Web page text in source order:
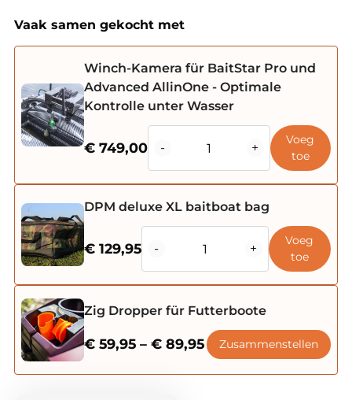
Vaak samen gekocht met
Winch-Kamera für BaitStar Pro und
Advanced AllinOne - Optimale
Kontrolle unter Wasser
€ 749,00 -
Pro
AllinOne
futterboot
Menge
+
Voeg
toe
DPM deluxe XL baitboat bag
€ 129,95 -
Pro
AllinOne
futterboot
Menge
+
Voeg
toe
Zig Dropper für Futterboote
€ 59,95 – € 89,95Preisspanne:
€ 59,95
Zusammenstellen